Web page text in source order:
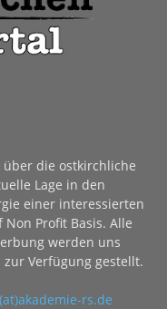
die ostkirchliche
Lage in den
einer interessierten
Profit Basis. Alle
werden uns
Verfügung gestellt.
rs.de